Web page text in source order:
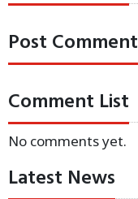
Post Comment
Comment List
No comments yet.
Latest News